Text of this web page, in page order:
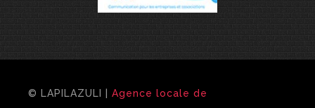
© LAPILAZULI | Agence locale de